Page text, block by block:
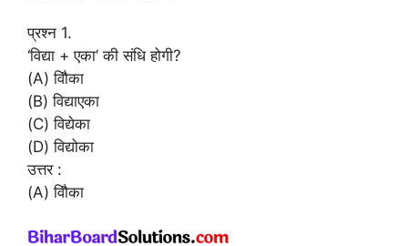
प्रश्न 1.
‘विद्या + एका’ की संधि होगी?
(A) विौका
(B) विद्याएका
(C) विद्येका
(D) विद्योका
उत्तर :
(A) विौका